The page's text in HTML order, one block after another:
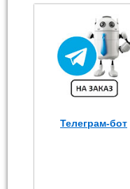
Телеграм-бот